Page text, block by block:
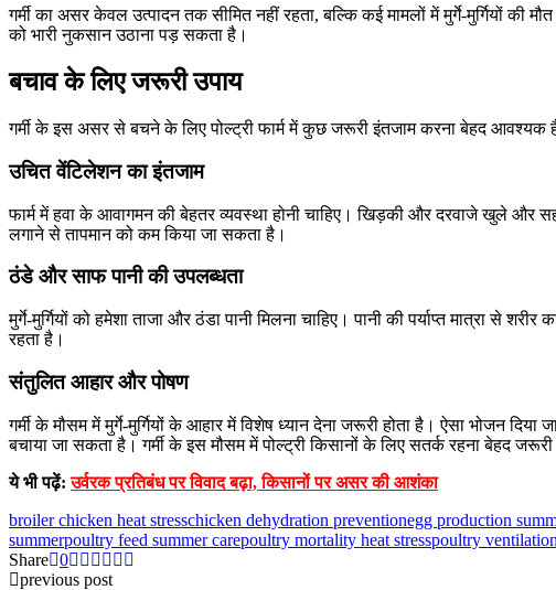
गर्मी का असर केवल उत्पादन तक सीमित नहीं रहता, बल्कि कई मामलों में मुर्गे-मुर्गियों
को भारी नुकसान उठाना पड़ सकता है।
बचाव के लिए जरूरी उपाय
गर्मी के इस असर से बचने के लिए पोल्ट्री फार्म में कुछ जरूरी इंतजाम करना बेहद
उचित वेंटिलेशन का इंतजाम
फार्म में हवा के आवागमन की बेहतर व्यवस्था होनी चाहिए। खिड़की और दरवाजे खुले और
लगाने से तापमान को कम किया जा सकता है।
ठंडे और साफ पानी की उपलब्धता
मुर्गे-मुर्गियों को हमेशा ताजा और ठंडा पानी मिलना चाहिए। पानी की पर्याप्त मात्रा से
रहता है।
संतुलित आहार और पोषण
गर्मी के मौसम में मुर्गे-मुर्गियों के आहार में विशेष ध्यान देना जरूरी होता है। ऐसा भोजन
बचाया जा सकता है। गर्मी के इस मौसम में पोल्ट्री किसानों के लिए सतर्क रहना बेहद
ये भी पढ़ें:उर्वरक प्रतिबंध पर विवाद बढ़ा, किसानों पर असर की आशंका
broiler chicken heat stresschicken dehydration preventionegg production
summerpoultry feed summer carepoultry mortality heat stresspoultry
Share 0
previous post